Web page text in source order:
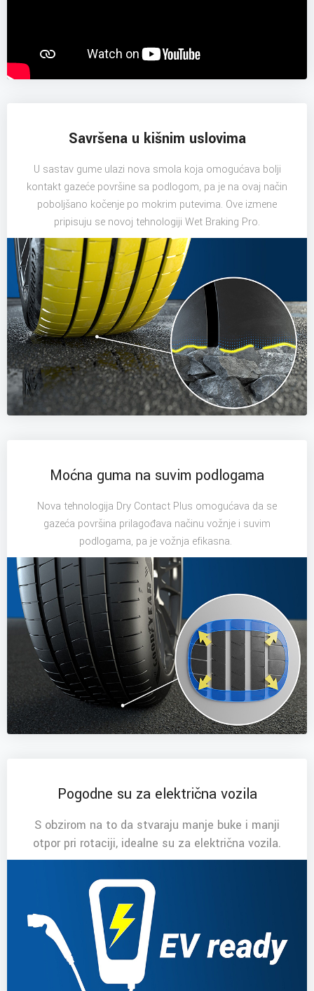
Savršena u kišnim uslovima
U sastav gume ulazi nova smola koja omogućava bolji
kontakt gazeće površine sa podlogom, pa je na ovaj način
poboljšano kočenje po mokrim putevima. Ove izmene
pripisuju se novoj tehnologiji Wet Braking Pro.
Moćna guma na suvim podlogama
Nova tehnologija Dry Contact Plus omogućava da se
gazeća površina prilagođava načinu vožnje i suvim
podlogama, pa je vožnja efikasna.
Pogodne su za električna vozila
S obzirom na to da stvaraju manje buke i manji
otpor pri rotaciji, idealne su za električna vozila.